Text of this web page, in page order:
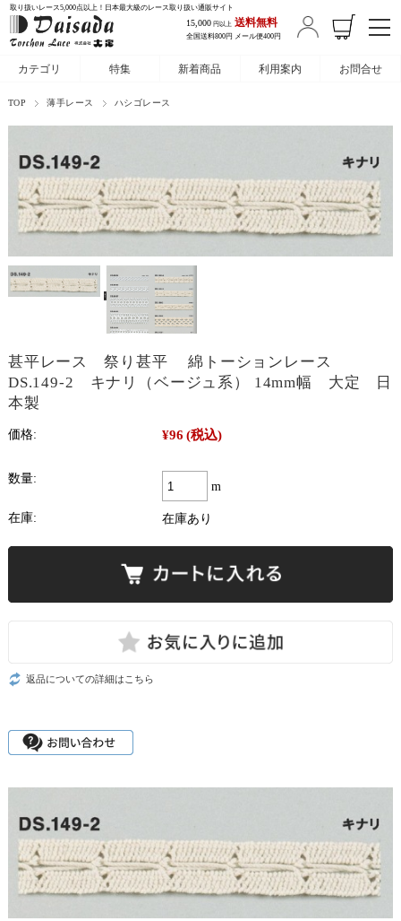
取り扱いレース5,000点以上！日本最大級のレース取り扱い通販サイト
15,000 円以上 送料無料
全国送料800円 メール便400円
カテゴリ 特集 新着商品 利用案内 お問合せ
TOP 薄手レース ハシゴレース
甚平レース 祭り甚平 綿トーションレース
DS.149-2 キナリ（ベージュ系） 14mm幅 大定 日
本製
価格: ¥96 (税込)
数量:
m
在庫: 在庫あり
返品についての詳細はこちら